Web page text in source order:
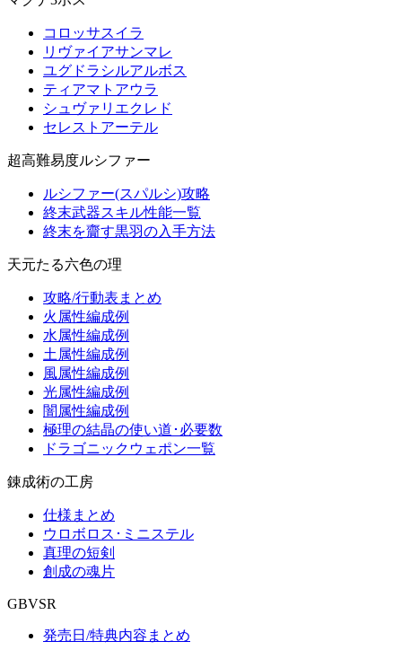
コロッサスイラ
リヴァイアサンマレ
ユグドラシルアルボス
ティアマトアウラ
シュヴァリエクレド
セレストアーテル
超高難易度ルシファー
ルシファー(スパルシ)攻略
終末武器スキル性能一覧
終末を齎す黒羽の入手方法
天元たる六色の理
攻略/行動表まとめ
火属性編成例
水属性編成例
土属性編成例
風属性編成例
光属性編成例
闇属性編成例
極理の結晶の使い道･必要数
ドラゴニックウェポン一覧
錬成術の工房
仕様まとめ
ウロボロス･ミニステル
真理の短剣
創成の魂片
GBVSR
発売日/特典内容まとめ